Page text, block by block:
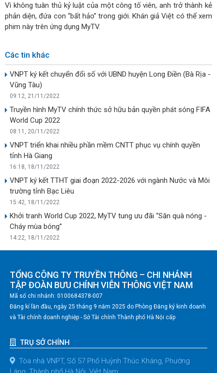
Vì không tuân thủ kỷ luật của một công tố viên, anh trở thành kẻ
phản diện, đứa con “bất hảo” trong giới. Khán giả Việt có thể xem
phim này trên ứng dụng MyTV.
Các tin khác
VNPT ký kết chuyển đổi số với UBND huyện Long Điền (Bà Rịa -
Vũng Tàu)
09:12, 21/11/2022
Truyền hình MyTV chính thức sở hữu bản quyền phát sóng FIFA
World Cup 2022
08:11, 20/11/2022
VNPT triển khai nhiều phần mềm CNTT phục vụ chính quyền
tỉnh Hà Giang
16:18, 18/11/2022
VNPT ký kết TTHT giai đoạn 2022-2026 với ngành Nước và Môi
trường tỉnh Bạc Liêu
15:42, 18/11/2022
Khởi tranh World Cup 2022, MyTV tung ưu đãi “Săn quà nóng -
Cháy mùa bóng”
14:22, 18/11/2022
TỔNG CÔNG TY TRUYỀN THÔNG – CHI NHÁNH
TẬP ĐOÀN BƯU CHÍNH VIỄN THÔNG VIỆT NAM
Mã số chi nhánh: 0100684378-007
Đăng kí lần đầu, ngày 25 tháng 9 năm 2025 do Phòng Đăng ký kinh doanh
và Tài chính doanh nghiệp - Sở Tài chính Thành phố Hà Nội cấp
TRỤ SỞ CHÍNH
Tòa nhà VNPT, Số 57 Phố Huỳnh Thúc Kháng, Phường